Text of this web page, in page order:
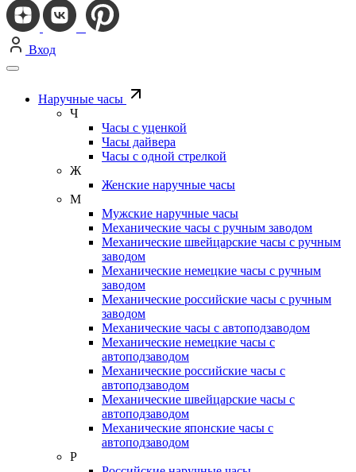
Вход
Наручные часы
Ч
Часы с уценкой
Часы дайвера
Часы с одной стрелкой
Ж
Женские наручные часы
М
Мужские наручные часы
Механические часы с ручным заводом
Механические швейцарские часы с ручным
заводом
Механические немецкие часы с ручным
заводом
Механические российские часы с ручным
заводом
Механические часы с автоподзаводом
Механические немецкие часы с
автоподзаводом
Механические российские часы с
автоподзаводом
Механические швейцарские часы с
автоподзаводом
Механические японские часы с
автоподзаводом
Р